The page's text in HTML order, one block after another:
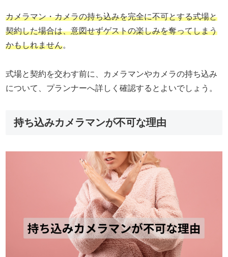
カメラマン・カメラの持ち込みを完全に不可とする式場と
契約した場合は、意図せずゲストの楽しみを奪ってしまう
かもしれません。
式場と契約を交わす前に、カメラマンやカメラの持ち込み
について、プランナーへ詳しく確認するとよいでしょう。
持ち込みカメラマンが不可な理由